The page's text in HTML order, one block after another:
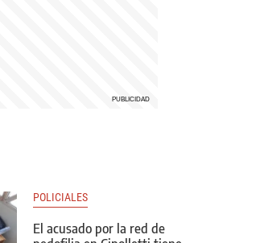
POLICIALES
El acusado por la red de